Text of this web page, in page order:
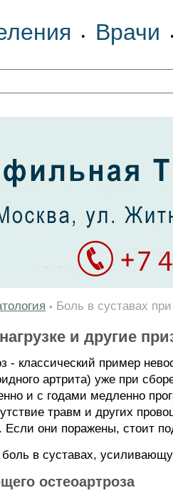
• Врачи
• Боль в суставах
и другие
классический пример
артрита) уже при
и с годами медленно
травм и других
они поражены, стоит
в суставах,
остеоартроза